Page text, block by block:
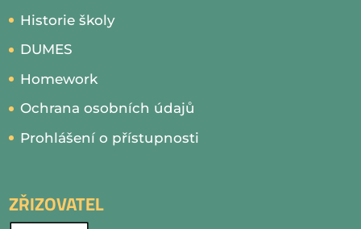
Historie školy
DUMES
Homework
Ochrana osobních údajů
Prohlášení o přístupnosti
ZŘIZOVATEL